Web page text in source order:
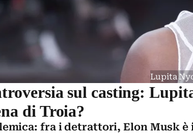
Lupita
sul casting:
di Troia?
fra i detrattori, Elon Musk è